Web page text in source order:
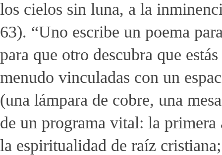
los cielos sin luna, a la
63). “Uno escribe un poema
para que otro descubra que
menudo vinculadas con un
(una lámpara de cobre, una
de un programa vital: la
la espiritualidad de raíz